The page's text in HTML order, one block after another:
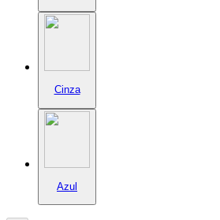
Cinza
Azul